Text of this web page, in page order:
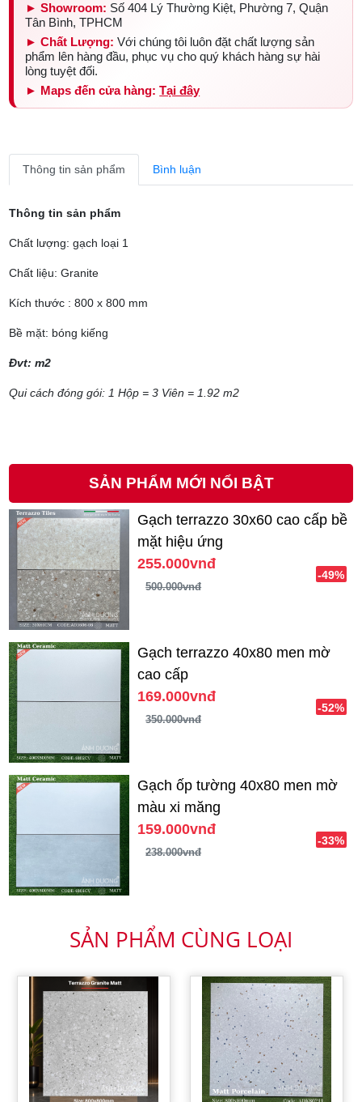
► Showroom: Số 404 Lý Thường Kiệt, Phường 7, Quận
Tân Bình, TPHCM
► Chất Lượng: Với chúng tôi luôn đặt chất lượng sản
phẩm lên hàng đầu, phục vụ cho quý khách hàng sự hài
lòng tuyệt đối.
► Maps đến cửa hàng: Tại đây
Thông tin sản phẩm Bình luận
Thông tin sản phẩm
Chất lượng: gạch loại 1
Chất liệu: Granite
Kích thước : 800 x 800 mm
Bề mặt: bóng kiếng
Đvt: m2
Qui cách đóng gói: 1 Hộp = 3 Viên = 1.92 m2
SẢN PHẨM MỚI NỔI BẬT
Gạch terrazzo 30x60 cao cấp bề
mặt hiệu ứng
255.000vnđ
500.000vnđ
-49%
Gạch terrazzo 40x80 men mờ
cao cấp
169.000vnđ
350.000vnđ
-52%
Gạch ốp tường 40x80 men mờ
màu xi măng
159.000vnđ
238.000vnđ
-33%
SẢN PHẨM CÙNG LOẠI